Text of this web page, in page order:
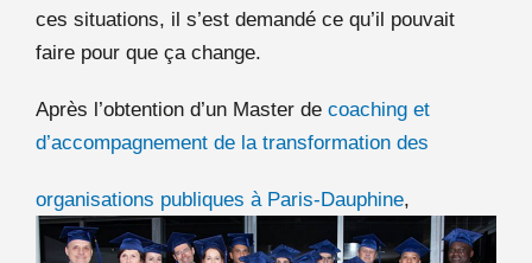
ces situations, il s’est demandé ce qu’il pouvait
faire pour que ça change.
Après l’obtention d’un Master de coaching et
d’accompagnement de la transformation des
organisations publiques à Paris-Dauphine,